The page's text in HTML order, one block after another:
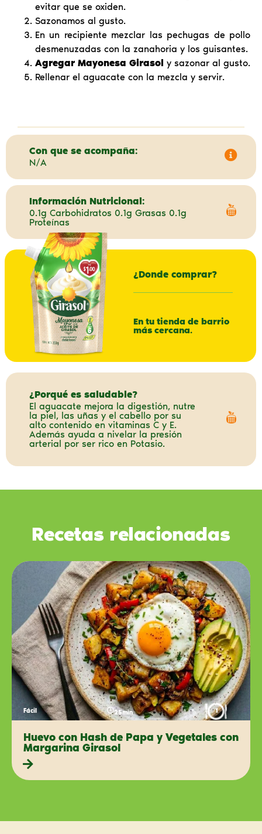
evitar que se oxiden.
Sazonamos al gusto.
En un recipiente mezclar las pechugas de pollo
desmenuzadas con la zanahoria y los guisantes.
Agregar Mayonesa Girasol y sazonar al gusto.
Rellenar el aguacate con la mezcla y servir.
Con que se acompaña:
N/A
Información Nutricional:
0.1g Carbohidratos 0.1g Grasas 0.1g
Proteínas
¿Donde comprar?
En tu tienda de barrio
más cercana.
¿Porqué es saludable?
El aguacate mejora la digestión, nutre
la piel, las uñas y el cabello por su
alto contenido en vitaminas C y E.
Además ayuda a nivelar la presión
arterial por ser rico en Potasio.
Recetas relacionadas
Fácil 25min 1
Huevo con Hash de Papa y Vegetales con
Margarina Girasol